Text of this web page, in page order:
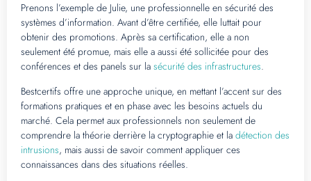
Prenons l’exemple de Julie, une professionnelle en sécurité des
systèmes d’information. Avant d’être certifiée, elle luttait pour
obtenir des promotions. Après sa certification, elle a non
seulement été promue, mais elle a aussi été sollicitée pour des
conférences et des panels sur la sécurité des infrastructures.
Bestcertifs offre une approche unique, en mettant l’accent sur des
formations pratiques et en phase avec les besoins actuels du
marché. Cela permet aux professionnels non seulement de
comprendre la théorie derrière la cryptographie et la détection des
intrusions, mais aussi de savoir comment appliquer ces
connaissances dans des situations réelles.